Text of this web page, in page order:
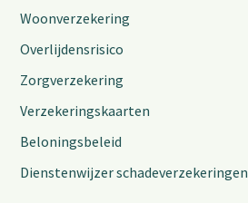
Woonverzekering
Overlijdensrisico
Zorgverzekering
Verzekeringskaarten
Beloningsbeleid
Dienstenwijzer schadeverzekeringen